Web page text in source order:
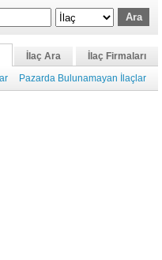
İlaç Ara
İlaç Firmaları
Pazarda Bulunamayan İlaçlar